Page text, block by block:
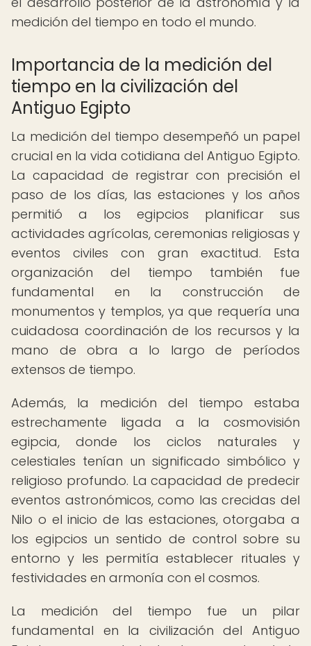
medición del tiempo en todo el mundo.
Importancia de la medición del
tiempo en la civilización del
Antiguo Egipto
La medición del tiempo desempeñó un papel
crucial en la vida cotidiana del Antiguo Egipto.
La capacidad de registrar con precisión el
paso de los días, las estaciones y los años
permitió a los egipcios planificar sus
actividades agrícolas, ceremonias religiosas y
eventos civiles con gran exactitud. Esta
organización del tiempo también fue
fundamental en la construcción de
monumentos y templos, ya que requería una
cuidadosa coordinación de los recursos y la
mano de obra a lo largo de períodos
extensos de tiempo.
Además, la medición del tiempo estaba
estrechamente ligada a la cosmovisión
egipcia, donde los ciclos naturales y
celestiales tenían un significado simbólico y
religioso profundo. La capacidad de predecir
eventos astronómicos, como las crecidas del
Nilo o el inicio de las estaciones, otorgaba a
los egipcios un sentido de control sobre su
entorno y les permitía establecer rituales y
festividades en armonía con el cosmos.
La medición del tiempo fue un pilar
fundamental en la civilización del Antiguo